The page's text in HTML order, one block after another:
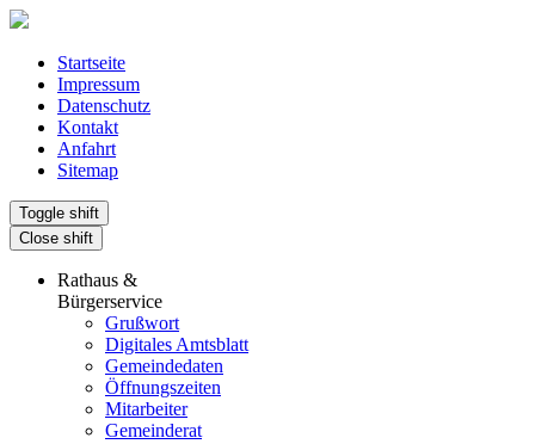
Startseite
Impressum
Datenschutz
Kontakt
Anfahrt
Sitemap
Toggle shift
Close shift
Rathaus &
Bürgerservice
Grußwort
Digitales Amtsblatt
Gemeindedaten
Öffnungszeiten
Mitarbeiter
Gemeinderat